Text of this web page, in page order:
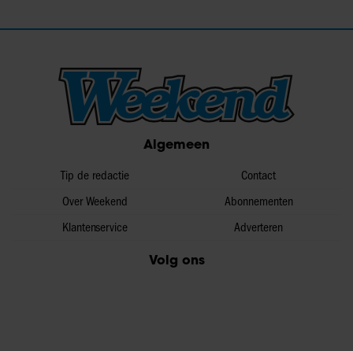
Algemeen
Tip de redactie
Over Weekend
Klantenservice
Contact
Abonnementen
Adverteren
Volg ons